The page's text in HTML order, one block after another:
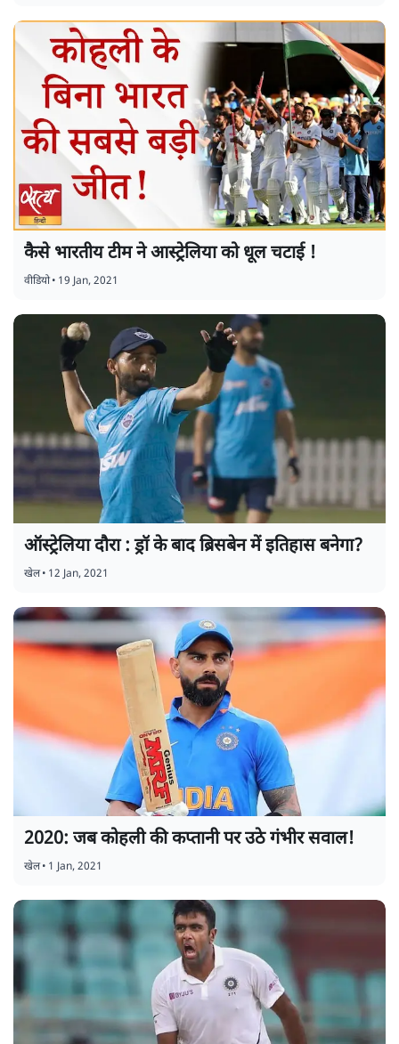
कैसे भारतीय टीम ने आस्ट्रेलिया को धूल चटाई !
वीडियो• 19 Jan, 2021
ऑस्ट्रेलिया दौरा : ड्रॉ के बाद ब्रिसबेन में इतिहास बनेगा?
खेल• 12 Jan, 2021
2020: जब कोहली की कप्तानी पर उठे गंभीर सवाल!
खेल• 1 Jan, 2021